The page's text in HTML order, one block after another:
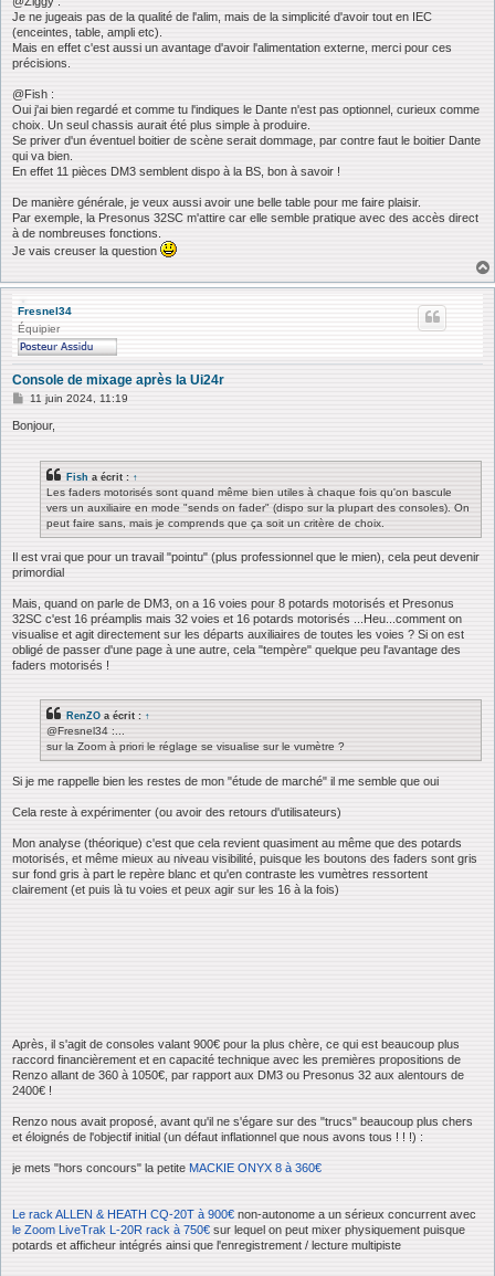
Je ne jugeais pas de la qualité de l'alim, mais de la simplicité d'avoir tout en IEC
(enceintes, table, ampli etc).
Mais en effet c'est aussi un avantage d'avoir l'alimentation externe, merci pour ces
précisions.
@Fish :
Oui j'ai bien regardé et comme tu l'indiques le Dante n'est pas optionnel, curieux comme
choix. Un seul chassis aurait été plus simple à produire.
Se priver d'un éventuel boitier de scène serait dommage, par contre faut le boitier Dante
qui va bien.
En effet 11 pièces DM3 semblent dispo à la BS, bon à savoir !
De manière générale, je veux aussi avoir une belle table pour me faire plaisir.
Par exemple, la Presonus 32SC m'attire car elle semble pratique avec des accès direct
à de nombreuses fonctions.
Je vais creuser la question
Fresnel34
Équipier
Console de mixage après la Ui24r
M
s
11 juin 2024, 11:19
Bonjour,
Fish a écrit : ↑
Les faders motorisés sont quand même bien utiles à chaque fois qu'on bascule
vers un auxiliaire en mode "sends on fader" (dispo sur la plupart des consoles). On
peut faire sans, mais je comprends que ça soit un critère de choix.
Il est vrai que pour un travail "pointu" (plus professionnel que le mien), cela peut devenir
primordial
Mais, quand on parle de DM3, on a 16 voies pour 8 potards motorisés et Presonus
32SC c'est 16 préamplis mais 32 voies et 16 potards motorisés ...Heu...comment on
visualise et agit directement sur les départs auxiliaires de toutes les voies ? Si on est
obligé de passer d'une page à une autre, cela "tempère" quelque peu l'avantage des
faders motorisés !
RenZO a écrit : ↑
@Fresnel34 :...
sur la Zoom à priori le réglage se visualise sur le vumètre ?
Si je me rappelle bien les restes de mon "étude de marché" il me semble que oui
Cela reste à expérimenter (ou avoir des retours d'utilisateurs)
Mon analyse (théorique) c'est que cela revient quasiment au même que des potards
motorisés, et même mieux au niveau visibilité, puisque les boutons des faders sont gris
sur fond gris à part le repère blanc et qu'en contraste les vumètres ressortent
clairement (et puis là tu voies et peux agir sur les 16 à la fois)
Après, il s'agit de consoles valant 900€ pour la plus chère, ce qui est beaucoup plus
raccord financièrement et en capacité technique avec les premières propositions de
Renzo allant de 360 à 1050€, par rapport aux DM3 ou Presonus 32 aux alentours de
2400€ !
Renzo nous avait proposé, avant qu'il ne s'égare sur des "trucs" beaucoup plus chers
et éloignés de l'objectif initial (un défaut inflationnel que nous avons tous ! ! !) :
je mets "hors concours" la petite MACKIE ONYX 8 à 360€
Le rack ALLEN & HEATH CQ-20T à 900€ non-autonome a un sérieux concurrent avec
le Zoom LiveTrak L-20R rack à 750€ sur lequel on peut mixer physiquement puisque
potards et afficheur intégrés ainsi que l'enregistrement / lecture multipiste